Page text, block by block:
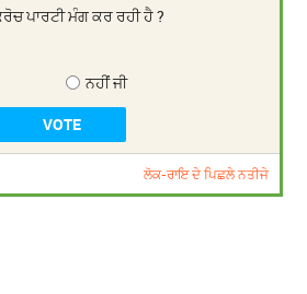
ਪਾਰਟੀ ਮੰਗ ਕਰ ਰਹੀ ਹੈ ?
ਨਹੀਂ ਜੀ
ਲੋਕ-ਰਾਇ ਦੇ ਪਿਛਲੇ ਨਤੀਜੇ